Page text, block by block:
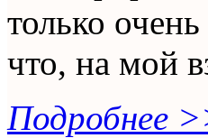
только
что, на мой
Подробнее